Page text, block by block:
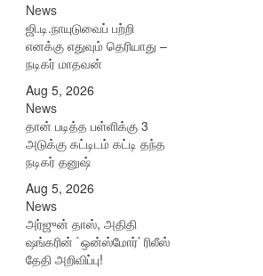
News
ஜி.டி.நாயுடுவைப் பற்றி
எனக்கு எதுவும் தெரியாது –
நடிகர் மாதவன்
Aug 5, 2026
News
தான் படித்த பள்ளிக்கு 3
அடுக்கு கட்டிடம் கட்டி தந்த
நடிகர் தனுஷ்
Aug 5, 2026
News
அர்ஜுன் தாஸ், அதிதி
ஷங்கரின் `ஒன்ஸ்மோர்’ ரிலீஸ்
தேதி அறிவிப்பு!